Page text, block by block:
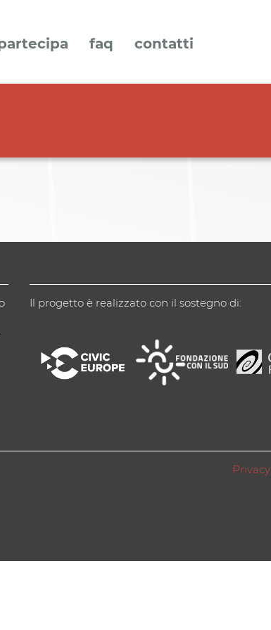
faq contatti
Il progetto è realizzato con il sostegno di:
Privacy